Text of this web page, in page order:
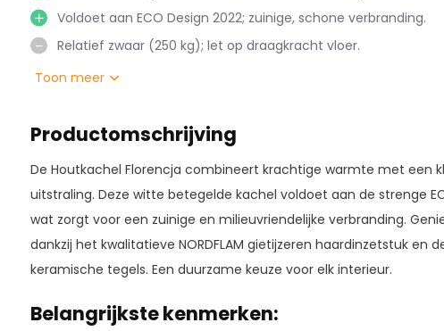
Voldoet aan ECO Design 2022; zuinige, schone verbranding.
Relatief zwaar (250 kg); let op draagkracht vloer.
Toon meer
Productomschrijving
De Houtkachel Florencja combineert krachtige warmte met een
uitstraling. Deze witte betegelde kachel voldoet aan de strenge
wat zorgt voor een zuinige en milieuvriendelijke verbranding.
dankzij het kwalitatieve NORDFLAM gietijzeren haardinzetstuk en
keramische tegels. Een duurzame keuze voor elk interieur.
Belangrijkste kenmerken: